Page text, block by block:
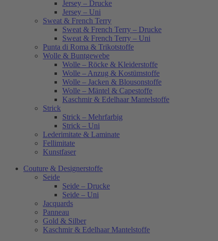
Jersey – Drucke
Jersey – Uni
Sweat & French Terry
Sweat & French Terry – Drucke
Sweat & French Terry – Uni
Punta di Roma & Trikotstoffe
Wolle & Buntgewebe
Wolle – Röcke & Kleiderstoffe
Wolle – Anzug & Kostümstoffe
Wolle – Jacken & Blousonstoffe
Wolle – Mäntel & Capestoffe
Kaschmir & Edelhaar Mantelstoffe
Strick
Strick – Mehrfarbig
Strick – Uni
Lederimitate & Laminate
Fellimitate
Kunstfaser
Couture & Designerstoffe
Seide
Seide – Drucke
Seide – Uni
Jacquards
Panneau
Gold & Silber
Kaschmir & Edelhaar Mantelstoffe